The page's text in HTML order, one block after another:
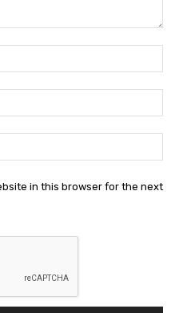
in this browser for the next